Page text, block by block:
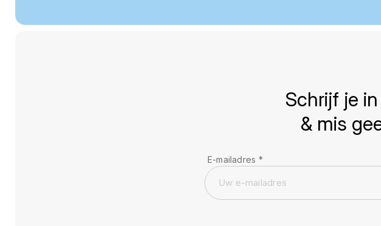
Schrijf je
& mis
E-mailadres *